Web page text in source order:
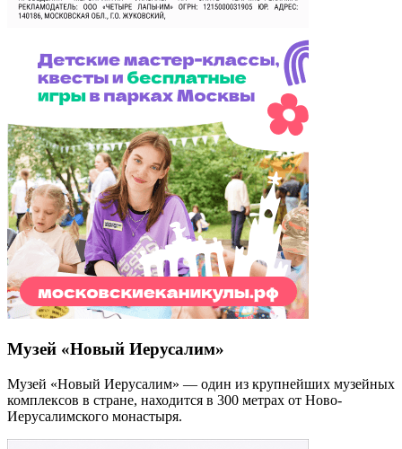
Музей «Новый Иерусалим»
Музей «Новый Иерусалим» — один из крупнейших музейных
комплексов в стране, находится в 300 метрах от Ново-
Иерусалимского монастыря.